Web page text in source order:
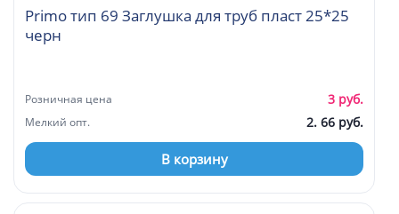
Primo тип 69 Заглушка для труб пласт 25*25
черн
Розничная цена 3 руб.
Мелкий опт. 2. 66 руб.
В корзину